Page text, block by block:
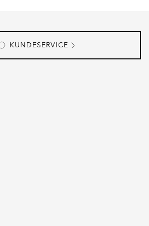
KUNDESERVICE